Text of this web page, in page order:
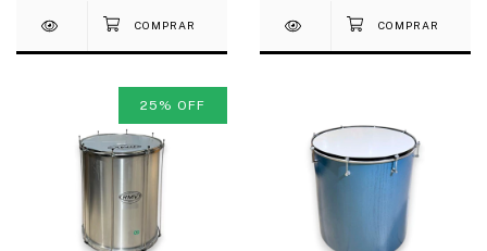
25 % OFF